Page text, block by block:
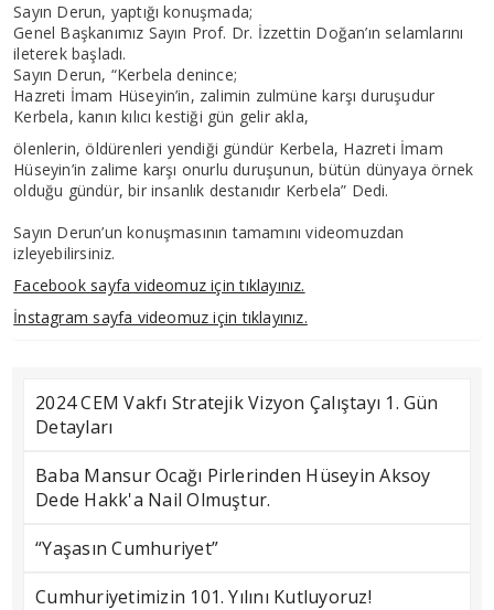
Sayın Derun, yaptığı konuşmada;
Genel Başkanımız Sayın Prof. Dr. İzzettin Doğan’ın selamlarını
ileterek başladı.
Sayın Derun, “Kerbela denince;
Hazreti İmam Hüseyin’in, zalimin zulmüne karşı duruşudur
Kerbela, kanın kılıcı kestiği gün gelir akla,
ölenlerin, öldürenleri yendiği gündür Kerbela, Hazreti İmam
Hüseyin’in zalime karşı onurlu duruşunun, bütün dünyaya örnek
olduğu gündür, bir insanlık destanıdır Kerbela” Dedi.
Sayın Derun’un konuşmasının tamamını videomuzdan
izleyebilirsiniz.
Facebook sayfa videomuz için tıklayınız.
İnstagram sayfa videomuz için tıklayınız.
2024 CEM Vakfı Stratejik Vizyon Çalıştayı 1. Gün
Detayları
Baba Mansur Ocağı Pirlerinden Hüseyin Aksoy
Dede Hakk'a Nail Olmuştur.
“Yaşasın Cumhuriyet”
Cumhuriyetimizin 101. Yılını Kutluyoruz!